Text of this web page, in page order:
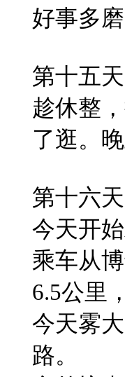
好事多磨
第十五
趁休整
了逛。
第十六
今天开
乘车从
6.5公里
今天雾
路。